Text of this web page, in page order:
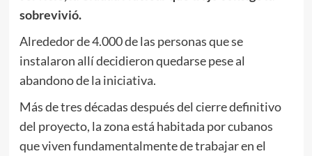
sobrevivió.
Alrededor de 4.000 de las personas que se
instalaron allí decidieron quedarse pese al
abandono de la iniciativa.
Más de tres décadas después del cierre definitivo
del proyecto, la zona está habitada por cubanos
que viven fundamentalmente de trabajar en el